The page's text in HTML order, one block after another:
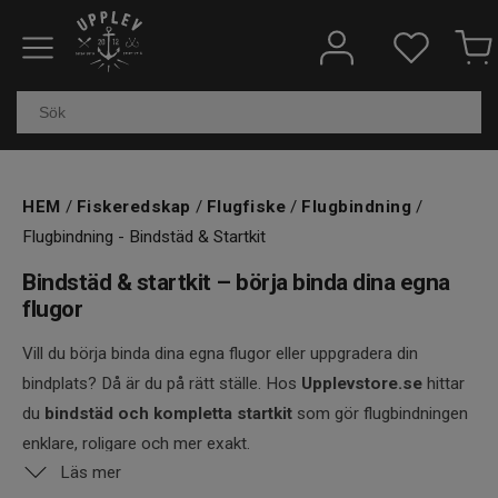
Fiskeredskap
Kläder & skor
Båtar
Outdoor
Övrigt
Kundtjänst
HEM / Fiskeredskap / Flugfiske / Flugbindning /
Flugbindning - Bindstäd & Startkit
Bindstäd & startkit – börja binda dina egna
flugor
Vill du börja binda dina egna flugor eller uppgradera din
bindplats? Då är du på rätt ställe. Hos Upplevstore.se hittar
du bindstäd och kompletta startkit som gör flugbindningen
enklare, roligare och mer exakt.
Ett brabindstäd
Läs mer